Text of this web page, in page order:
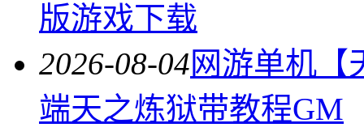
版游戏下载
2026-08-04网游单机【
端天之炼狱带教程GM